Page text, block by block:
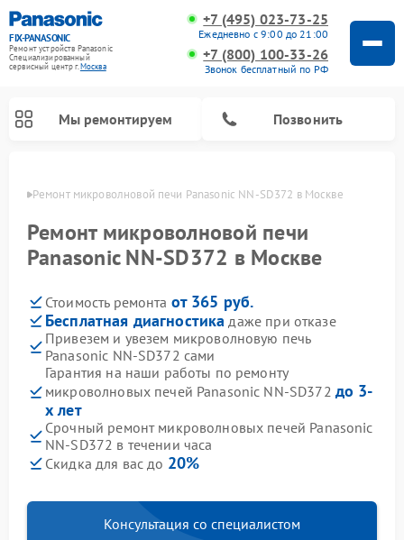
FIX-PANASONIC
Ремонт устройств Panasonic
Специализированный
cервисный центр г.Москва
+7 (495) 023-73-25
Ежедневно с 9:00 до 21:00
+7 (800) 100-33-26
Звонок бесплатный по РФ
Мы ремонтируем Позвонить
Ремонт микроволновой печи Panasonic NN-SD372 в Москве
Ремонт микроволновой печи
Panasonic NN-SD372 в Москве
Стоимость ремонта от 365 руб.
Бесплатная диагностика даже при отказе
Привезем и увезем микроволновую печь
Panasonic NN-SD372 сами
Гарантия на наши работы по ремонту
микроволновых печей Panasonic NN-SD372 до 3-
х лет
Срочный ремонт микроволновых печей Panasonic
NN-SD372 в течении часа
Скидка для вас до 20%
Консультация со специалистом